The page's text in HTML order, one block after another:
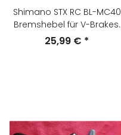
Shimano STX RC BL-MC40
Bremshebel für V-Brakes,
links, silber, NEU
25,99 € *